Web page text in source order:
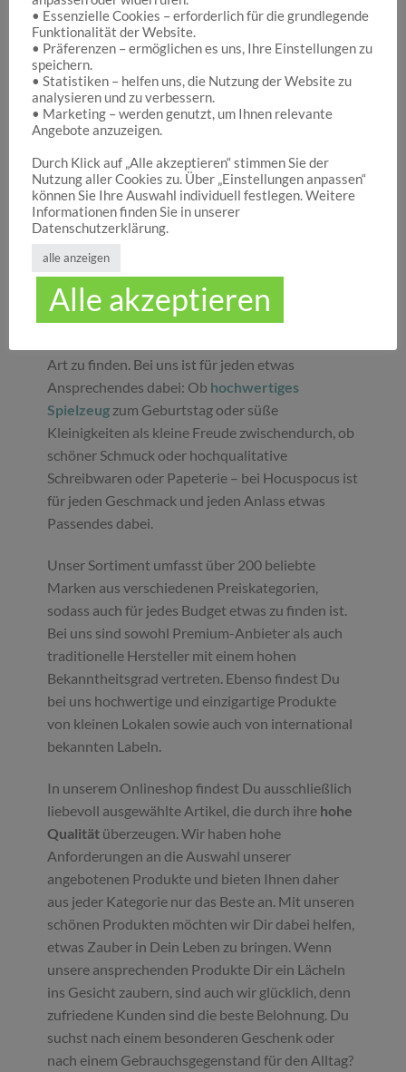
Hocuspocus – Ihr Onlineshop für die schönen
Dinge des Lebens
Hocuspocus ist die richtige Anlaufstelle für Dich,
wenn Du auf der Suche nach schönen
Geschenken , tollenSpielwarenoder
ansprechenderDekorationbist. Wir von
Hocuspocus wissen schöne Dinge stets zu
schätzen und legen daher großen Wert darauf,
dass bei uns Groß und Klein etwas finden, was sie
glücklich macht. Jeder Tag ist ein guter Anlass, um
seinen Liebsten oder sich selbst eine Freude zu
machen. Unser umfassendes Sortiment gibt Ihnen
Art zu finden. Bei uns ist für jeden etwas
Ansprechendes dabei: Ob hochwertiges
Spielzeug zum Geburtstag oder süße
Kleinigkeiten als kleine Freude zwischendurch, ob
schöner Schmuck oder hochqualitative
Schreibwaren oder Papeterie – bei Hocuspocus ist
für jeden Geschmack und jeden Anlass etwas
Passendes dabei.
Unser Sortiment umfasst über 200 beliebte
Marken aus verschiedenen Preiskategorien,
sodass auch für jedes Budget etwas zu finden ist.
Bei uns sind sowohl Premium-Anbieter als auch
traditionelle Hersteller mit einem hohen
Bekanntheitsgrad vertreten. Ebenso findest Du
bei uns hochwertige und einzigartige Produkte
von kleinen Lokalen sowie auch von international
bekannten Labeln.
In unserem Onlineshop findest Du ausschließlich
liebevoll ausgewählte Artikel, die durch ihre hohe
Qualität überzeugen. Wir haben hohe
Anforderungen an die Auswahl unserer
angebotenen Produkte und bieten Ihnen daher
aus jeder Kategorie nur das Beste an. Mit unseren
schönen Produkten möchten wir Dir dabei helfen,
etwas Zauber in Dein Leben zu bringen. Wenn
unsere ansprechenden Produkte Dir ein Lächeln
ins Gesicht zaubern, sind auch wir glücklich, denn
zufriedene Kunden sind die beste Belohnung. Du
suchst nach einem besonderen Geschenk oder
nach einem Gebrauchsgegenstand für den Alltag?
• Essenzielle Cookies – erforderlich für die grundlegende
Funktionalität der Website.
• Präferenzen – ermöglichen es uns, Ihre Einstellungen zu
speichern.
• Statistiken – helfen uns, die Nutzung der Website zu
analysieren und zu verbessern.
• Marketing – werden genutzt, um Ihnen relevante
Angebote anzuzeigen.
Durch Klick auf „Alle akzeptieren“ stimmen Sie der
Nutzung aller Cookies zu. Über „Einstellungen anpassen“
können Sie Ihre Auswahl individuell festlegen. Weitere
Informationen finden Sie in unserer
Datenschutzerklärung.
alle anzeigen
Alle akzeptieren